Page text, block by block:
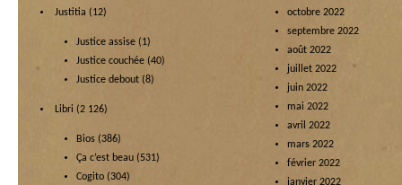
Justitia (12)
Justice assise (1)
Justice couchée (40)
Justice debout (8)
Libri (2 126)
Bios (386)
Ça c’est beau (531)
Cogito (304)
octobre 2022
septembre 2022
août 2022
juillet 2022
juin 2022
mai 2022
avril 2022
mars 2022
février 2022
janvier 2022